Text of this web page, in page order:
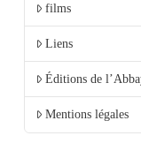
films
Liens
Éditions de
Mentions légales